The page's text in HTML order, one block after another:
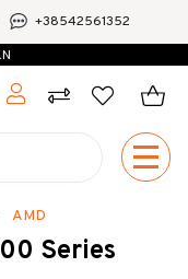
+38542561352
AMD
Series